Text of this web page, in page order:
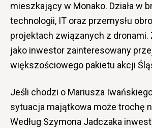
mieszkający w Monako. Działa w
technologii, IT oraz przemysłu
projektach związanych z dronami.
jako inwestor zainteresowany
większościowego pakietu akcji
Jeśli chodzi o Mariusza
sytuacja majątkowa może trochę
Według Szymona Jadczaka